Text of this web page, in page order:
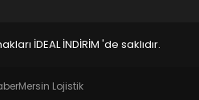
İDEAL İNDİRİM 'de saklıdır.
Mersin Lojistik